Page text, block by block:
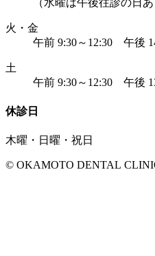
火・金
午前 9:30～12:30 午後
土
午前 9:30～12:30 午後
休診日
木曜・日曜・祝日
© OKAMOTO DENTAL